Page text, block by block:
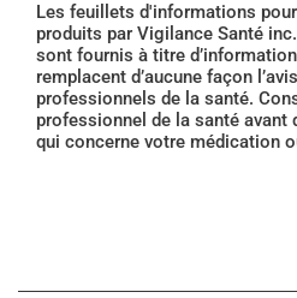
Les feuillets d'informations
produits par Vigilance Santé
sont fournis à titre
remplacent d’aucune façon
professionnels de la santé.
professionnel de la santé avant
qui concerne votre médication